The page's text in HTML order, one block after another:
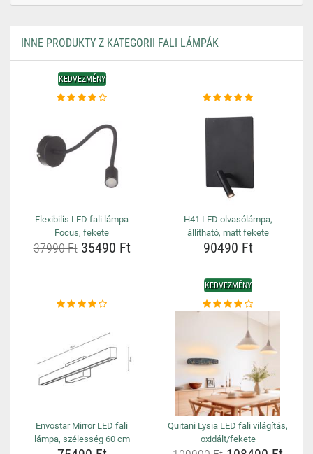
INNE PRODUKTY Z KATEGORII FALI LÁMPÁK
KEDVEZMÉNY
Flexibilis LED fali lámpa
Focus, fekete
37990 Ft35490 Ft
H41 LED olvasólámpa,
állítható, matt fekete
90490 Ft
Envostar Mirror LED fali
lámpa, szélesség 60 cm
KEDVEZMÉNY
Quitani Lysia LED fali világítás,
oxidált/fekete